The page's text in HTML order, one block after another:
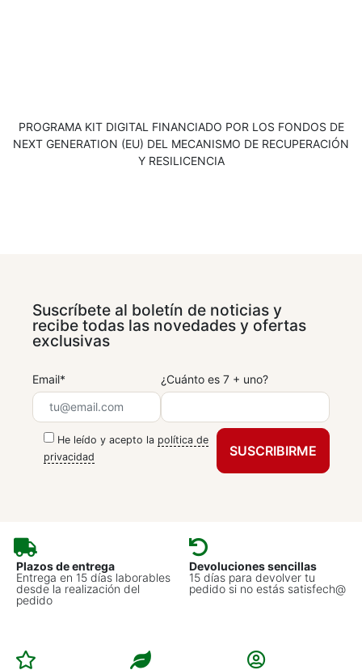
PROGRAMA KIT DIGITAL FINANCIADO POR LOS FONDOS DE
NEXT GENERATION (EU) DEL MECANISMO DE RECUPERACIÓN
Y RESILICENCIA
Suscríbete al boletín de noticias y
recibe todas las novedades y ofertas
exclusivas
Email* ¿Cuánto es 7 + uno?
He leído y acepto la política de
privacidad
Plazos de entrega
Entrega en 15 días laborables
desde la realización del
pedido
Devoluciones sencillas
15 días para devolver tu
pedido si no estás satisfech@